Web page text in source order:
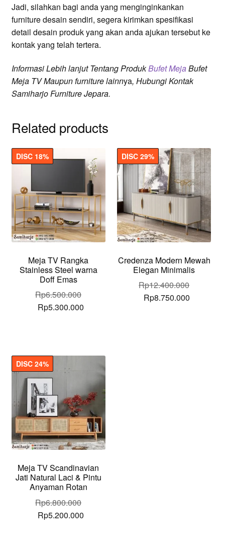
Jadi, silahkan bagi anda yang menginginkankan
furniture desain sendiri, segera kirimkan spesifikasi
detail desain produk yang akan anda ajukan tersebut ke
kontak yang telah tertera.
InformasiLebih lanjut Tentang ProdukBufet MejaBufet
Meja TVMaupunfurniture lainnya, Hubungi Kontak
Samiharjo Furniture Jepara.
Related products
Meja TV Rangka
Stainless Steel warna
Doff Emas
DISC 18%
Rp6.500.000
Original
Rp5.300.000
Credenza Modern Mewah
Elegan Minimalis
DISC 29%
Rp12.400.000
Original
Rp8.750.000Current
Meja TV Scandinavian
Jati Natural Laci & Pintu
Anyaman Rotan
DISC 24%
Rp6.800.000
Original
Rp5.200.000